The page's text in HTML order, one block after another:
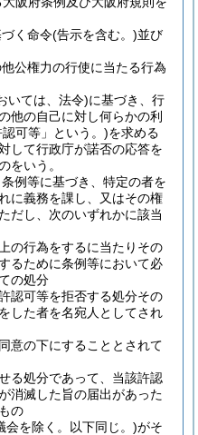
く命令(告示を含む。)並び
公権力の行使に当たる行為
いては、法令)に基づき、行
他の自己に対し何らかの利
可等」という。)を求める
して行政庁が諾否の応答を
をいう。
例等に基づき、特定の者を
に義務を課し、又はその権
ただし、次のいずれかに該当
の行為をするに当たりその
るために条例等において必
の処分
認可等を拒否する処分その
した者を名宛人としてされ
意の下にすることとされて
る処分であって、当該許認
消滅した旨の届出があった
の
会を除く。以下同じ。)がそ